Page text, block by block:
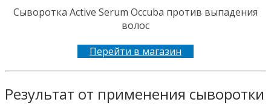
Сыворотка Active Serum Occuba против выпадения
волос
Перейти в магазин
Результат от применения сыворотки